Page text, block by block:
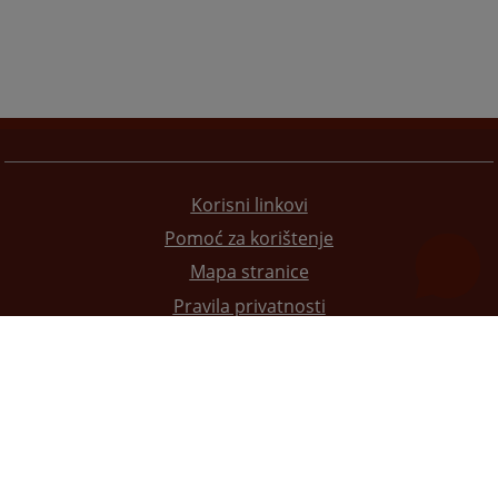
Korisni linkovi
Pomoć za korištenje
Mapa stranice
Pravila privatnosti